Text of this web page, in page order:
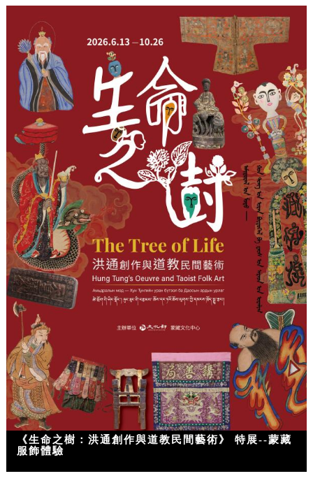
《生命之樹：洪通創作與道教民間藝術》 特展--蒙藏
服飾體驗